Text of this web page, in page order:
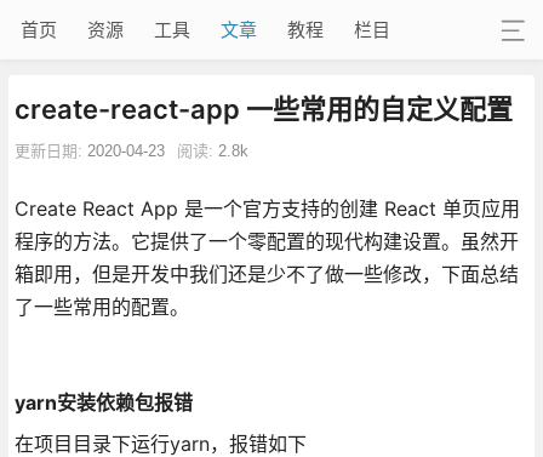
首页 资源 工具 文章 教程 栏目
create-react-app 一些常用的自定义配置
更新日期: 2020-04-23 阅读: 2.8k
Create React App 是一个官方支持的创建 React 单页应用
程序的方法。它提供了一个零配置的现代构建设置。虽然开
箱即用，但是开发中我们还是少不了做一些修改，下面总结
了一些常用的配置。
yarn安装依赖包报错
在项目目录下运行yarn，报错如下